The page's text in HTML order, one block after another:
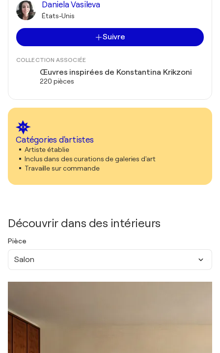
Daniela Vasileva
États-Unis
Suivre
COLLECTION ASSOCIÉE
Œuvres inspirées de Konstantina Krikzoni
220 pièces
Catégories d'artistes
Artiste établie
Inclus dans des curations de galeries d'art
Travaille sur commande
Découvrir dans des intérieurs
Pièce
Salon